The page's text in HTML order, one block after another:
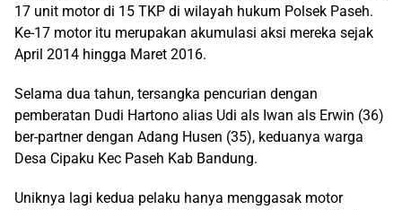
17 unit motor di 15 TKP di wilayah hukum Polsek Paseh.
Ke-17 motor itu merupakan akumulasi aksi mereka sejak
April 2014 hingga Maret 2016.
Selama dua tahun, tersangka pencurian dengan
pemberatan Dudi Hartono alias Udi als Iwan als Erwin (36)
ber-partner dengan Adang Husen (35), keduanya warga
Desa Cipaku Kec Paseh Kab Bandung.
Uniknya lagi kedua pelaku hanya menggasak motor